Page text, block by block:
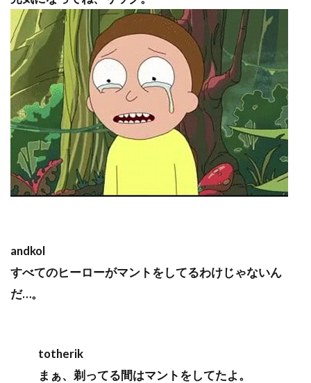
andkol
すべてのヒーローがマントをしてるわけじゃないん
だ…。
totherik
まぁ、剃ってる間はマントをしてたよ。